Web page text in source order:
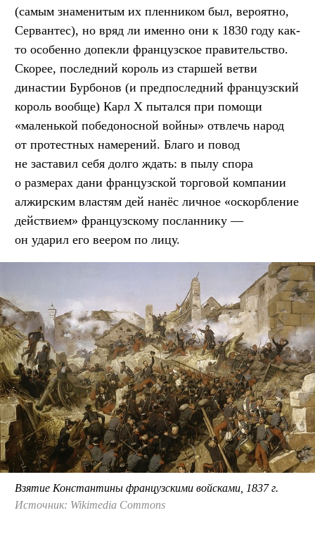
(самым знаменитым их пленником был, вероятно,
Сервантес), но вряд ли именно они к 1830 году как-
то особенно допекли французское правительство.
Скорее, последний король из старшей ветви
династии Бурбонов (и предпоследний французский
король вообще) Карл Х пытался при помощи
«маленькой победоносной войны» отвлечь народ
от протестных намерений. Благо и повод
не заставил себя долго ждать: в пылу спора
о размерах дани французской торговой компании
алжирским властям дей нанёс личное «оскорбление
действием» французскому посланнику —
он ударил его веером по лицу.
Взятие Константины французскими войсками, 1837 г.
Источник: Wikimedia Commons